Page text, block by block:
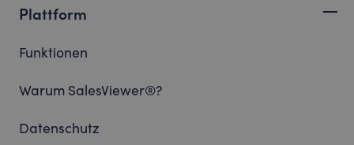
Plattform
Funktionen
Warum SalesViewer®?
Datenschutz